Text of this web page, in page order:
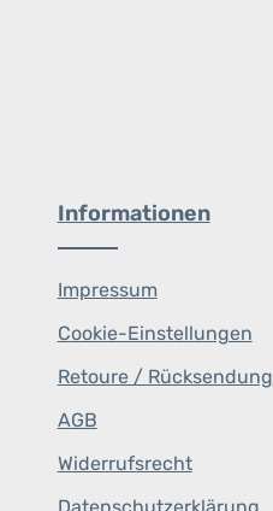
Informationen
Impressum
Cookie-Einstellungen
Retoure / Rücksendung
AGB
Widerrufsrecht